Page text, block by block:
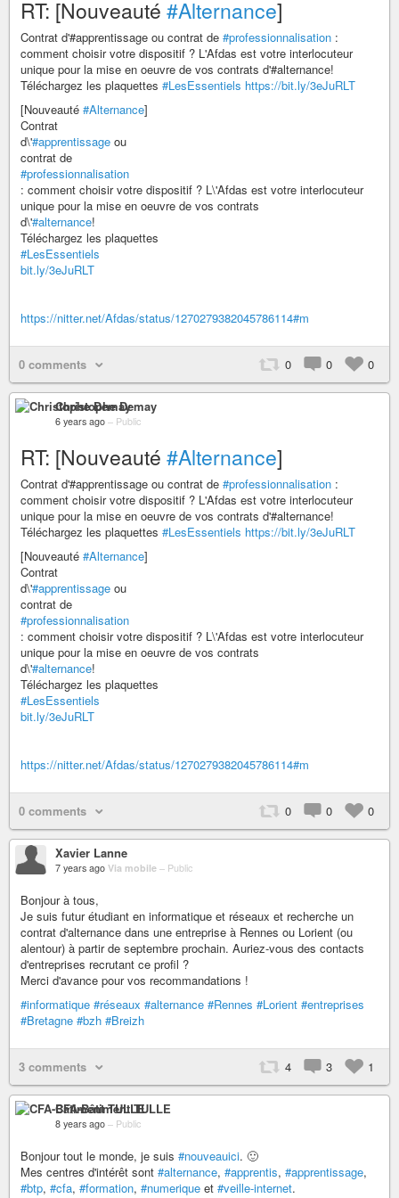
RT: [Nouveauté #Alternance]
Contrat d'#apprentissage ou contrat de #professionnalisation :
comment choisir votre dispositif ? L'Afdas est votre interlocuteur
unique pour la mise en oeuvre de vos contrats d'#alternance!
Téléchargez les plaquettes #LesEssentiels https://bit.ly/3eJuRLT
[Nouveauté #Alternance]
Contrat
d\'#apprentissage ou
contrat de
#professionnalisation
: comment choisir votre dispositif ? L\'Afdas est votre interlocuteur
unique pour la mise en oeuvre de vos contrats
d\'#alternance!
Téléchargez les plaquettes
#LesEssentiels
bit.ly/3eJuRLT
https://nitter.net/Afdas/status/1270279382045786114#m
0 comments 0 0 0
Christophe Demay
6 years ago – Public
RT: [Nouveauté #Alternance]
Contrat d'#apprentissage ou contrat de #professionnalisation :
comment choisir votre dispositif ? L'Afdas est votre interlocuteur
unique pour la mise en oeuvre de vos contrats d'#alternance!
Téléchargez les plaquettes #LesEssentiels https://bit.ly/3eJuRLT
[Nouveauté #Alternance]
Contrat
d\'#apprentissage ou
contrat de
#professionnalisation
: comment choisir votre dispositif ? L\'Afdas est votre interlocuteur
unique pour la mise en oeuvre de vos contrats
d\'#alternance!
Téléchargez les plaquettes
#LesEssentiels
bit.ly/3eJuRLT
https://nitter.net/Afdas/status/1270279382045786114#m
0 comments 0 0 0
Xavier Lanne
7 years ago Via mobile – Public
Bonjour à tous,
Je suis futur étudiant en informatique et réseaux et recherche un
contrat d'alternance dans une entreprise à Rennes ou Lorient (ou
alentour) à partir de septembre prochain. Auriez-vous des contacts
d'entreprises recrutant ce profil ?
Merci d'avance pour vos recommandations !
#informatique #réseaux #alternance #Rennes #Lorient #entreprises
#Bretagne #bzh #Breizh
3 comments 4 3 1
CFA-Bâtiment TULLE
8 years ago – Public
Bonjour tout le monde, je suis #nouveauici. 🙂
Mes centres d'intérêt sont #alternance, #apprentis, #apprentissage,
#btp, #cfa, #formation, #numerique et #veille-internet.